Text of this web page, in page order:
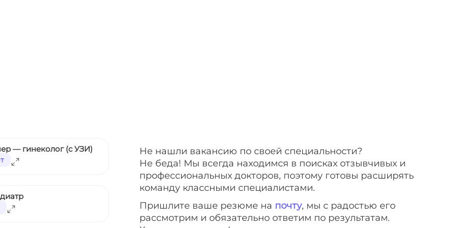
— гинеколог (с УЗИ)
Не нашли вакансию по своей специальности?
Не беда! Мы всегда находимся в поисках отзывчивых и
профессиональных докторов, поэтому готовы расширять
команду классными специалистами.
Пришлите ваше резюме на почту, мы с радостью его
рассмотрим и обязательно ответим по результатам.